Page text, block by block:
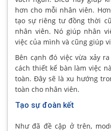
hơn cho mỗi nhân viên.
tạo sự riêng tư đồng thời
nhân viên. Nó giúp nhân
việc của mình và cũng giúp
Bên cạnh đó việc vừa xảy
cách thiết kế bàn làm việc
toàn. Đây sẽ là xu hướng
toàn cho nhân viên.
Tạo sự đoàn kết
Như đã đề cập ở trên,